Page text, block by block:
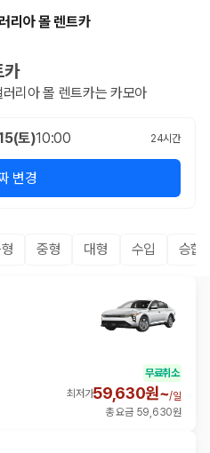
리아 몰 렌트카
리아 몰 렌트카는 카모아
토)10:00 24시간
변경
중형 대형 수입 승합
무료취소
최저가59,630원~/일
총 요금 59,630원